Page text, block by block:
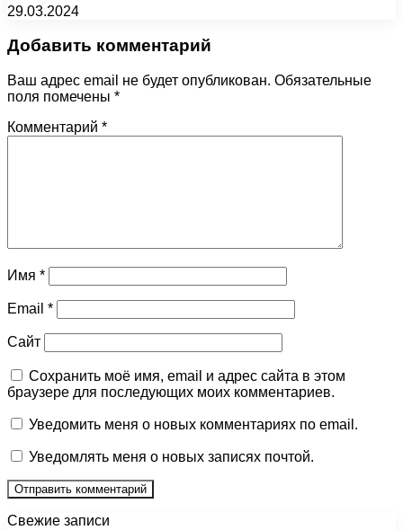
29.03.2024
Добавить комментарий
Ваш адрес email не будет опубликован. Обязательные
поля помечены *
Комментарий *
Имя *
Email *
Сайт
Сохранить моё имя, email и адрес сайта в этом
браузере для последующих моих комментариев.
Уведомить меня о новых комментариях по email.
Уведомлять меня о новых записях почтой.
Свежие записи